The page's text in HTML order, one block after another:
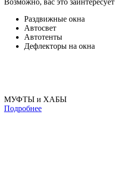
Раздвижные окна
Автосвет
Автотенты
Дефлекторы на окна
МУФТЫ и ХАБЫ
Подробнее